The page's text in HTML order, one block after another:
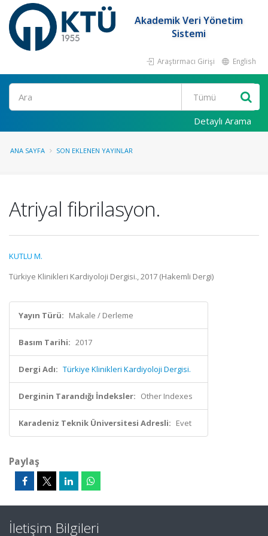
Akademik Veri Yönetim
Sistemi
Araştırmacı Girişi English
Ara
Detaylı Arama
ANA SAYFA SON EKLENEN YAYINLAR
Atriyal fibrilasyon.
KUTLU M.
Türkiye Klinikleri Kardiyoloji Dergisi., 2017 (Hakemli Dergi)
Yayın Türü: Makale / Derleme
Basım Tarihi: 2017
Dergi Adı: Türkiye Klinikleri Kardiyoloji Dergisi.
Derginin Tarandığı İndeksler: Other Indexes
Karadeniz Teknik Üniversitesi Adresli: Evet
Paylaş
İletişim Bilgileri